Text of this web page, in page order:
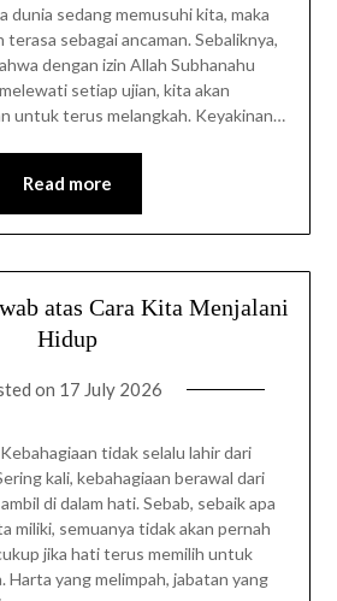
dunia sedang memusuhi kita, maka
sebagai ancaman. Sebaliknya,
dengan izin Allah Subhanahu
setiap ujian, kita akan
untuk terus melangkah. Keyakinan…
Read more
atas Cara Kita Menjalani
Hidup
on 17 July 2026
tidak selalu lahir dari
kali, kebahagiaan berawal dari
di dalam hati. Sebab, sebaik apa
miliki, semuanya tidak akan pernah
jika hati terus memilih untuk
Harta yang melimpah, jabatan yang